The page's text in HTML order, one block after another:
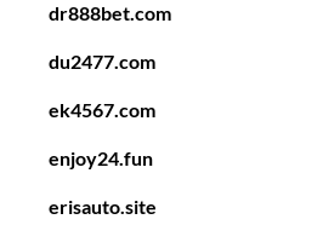
dr888bet.com
du2477.com
ek4567.com
enjoy24.fun
erisauto.site